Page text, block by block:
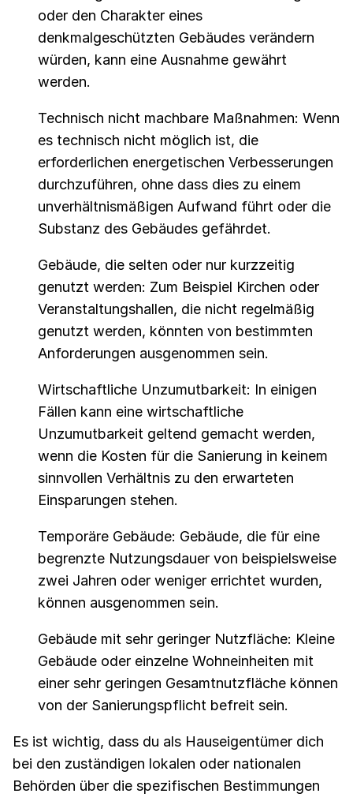
oder den Charakter eines
denkmalgeschützten Gebäudes verändern
würden, kann eine Ausnahme gewährt
werden.
Technisch nicht machbare Maßnahmen: Wenn
es technisch nicht möglich ist, die
erforderlichen energetischen Verbesserungen
durchzuführen, ohne dass dies zu einem
unverhältnismäßigen Aufwand führt oder die
Substanz des Gebäudes gefährdet.
Gebäude, die selten oder nur kurzzeitig
genutzt werden: Zum Beispiel Kirchen oder
Veranstaltungshallen, die nicht regelmäßig
genutzt werden, könnten von bestimmten
Anforderungen ausgenommen sein.
Wirtschaftliche Unzumutbarkeit: In einigen
Fällen kann eine wirtschaftliche
Unzumutbarkeit geltend gemacht werden,
wenn die Kosten für die Sanierung in keinem
sinnvollen Verhältnis zu den erwarteten
Einsparungen stehen.
Temporäre Gebäude: Gebäude, die für eine
begrenzte Nutzungsdauer von beispielsweise
zwei Jahren oder weniger errichtet wurden,
können ausgenommen sein.
Gebäude mit sehr geringer Nutzfläche: Kleine
Gebäude oder einzelne Wohneinheiten mit
einer sehr geringen Gesamtnutzfläche können
von der Sanierungspflicht befreit sein.
Es ist wichtig, dass du als Hauseigentümer dich
bei den zuständigen lokalen oder nationalen
Behörden über die spezifischen Bestimmungen